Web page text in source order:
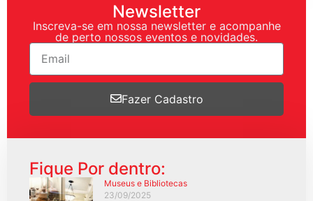
Newsletter
Inscreva-se em nossa newsletter e acompanhe
de perto nossos eventos e novidades.
Fazer Cadastro
Fique Por dentro:
Museus e Bibliotecas
23/09/2025